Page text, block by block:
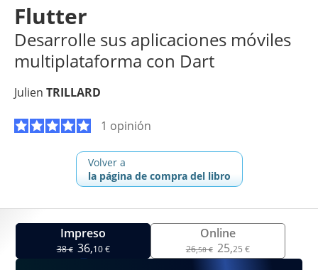
Flutter
Desarrolle sus aplicaciones móviles
multiplataforma con Dart
Julien TRILLARD
1 opinión
Volver a
la página de compra del libro
Impreso
38€ 36,10 €
Online
26,58 € 25,25 €